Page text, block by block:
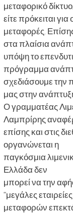
μεταφορικό δίκτυο,
είτε πρόκειται
μεταφορές.
στα πλαίσια
υπόψη το
πρόγραμμα
σχεδιάσουμε την
μας στην
Ο γραμματέας
Λαμπρίρης
επίσης και στις
οργανώνεται η
παγκόσμια
Ελλάδα δεν
μπορεί να την
“μεγάλες εταιρείες
μεταφορών